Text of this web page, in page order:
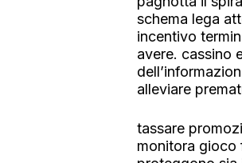
schema lega
incentivo
avere. cassino
alleviare
tassare
monitora gioco